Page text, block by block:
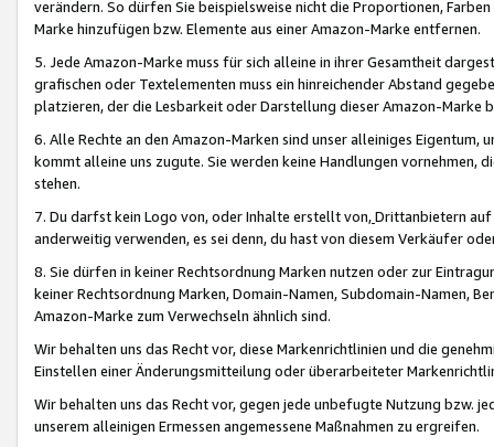
verändern. So dürfen Sie beispielsweise nicht die Proportionen,
Marke hinzufügen bzw. Elemente aus einer Amazon-Marke entfernen.
5. Jede Amazon-Marke muss für sich alleine in ihrer Gesamtheit
grafischen oder Textelementen muss ein hinreichender Abstand
platzieren, der die Lesbarkeit oder Darstellung dieser Amazon-Marke
6. Alle Rechte an den Amazon-Marken sind unser alleiniges
kommt alleine uns zugute. Sie werden keine Handlungen vornehmen,
stehen.
7. Du darfst kein Logo von, oder Inhalte erstellt von,Drittanbietern auf
anderweitig verwenden, es sei denn, du hast von diesem Verkäufer
8. Sie dürfen in keiner Rechtsordnung Marken nutzen oder zur
keiner Rechtsordnung Marken, Domain-Namen, Subdomain-Namen,
Amazon-Marke zum Verwechseln ähnlich sind.
Wir behalten uns das Recht vor, diese Markenrichtlinien und die
Einstellen einer Änderungsmitteilung oder überarbeiteter
Wir behalten uns das Recht vor, gegen jede unbefugte Nutzung bzw.
unserem alleinigen Ermessen angemessene Maßnahmen zu ergreifen.